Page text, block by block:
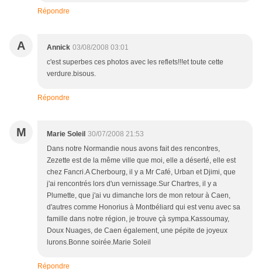
Répondre
A Annick 03/08/2008 03:01
c'est superbes ces photos avec les reflets!!!et toute cette
verdure.bisous.
Répondre
M Marie Soleil 30/07/2008 21:53
Dans notre Normandie nous avons fait des rencontres,
Zezette est de la même ville que moi, elle a déserté, elle est
chez Fancri.A Cherbourg, il y a Mr Café, Urban et Djimi, que
j'ai rencontrés lors d'un vernissage.Sur Chartres, il y a
Plumette, que j'ai vu dimanche lors de mon retour à Caen,
d'autres comme Honorius à Montbéliard qui est venu avec sa
famille dans notre région, je trouve çà sympa.Kassoumay,
Doux Nuages, de Caen également, une pépite de joyeux
lurons.Bonne soirée.Marie Soleil
Répondre